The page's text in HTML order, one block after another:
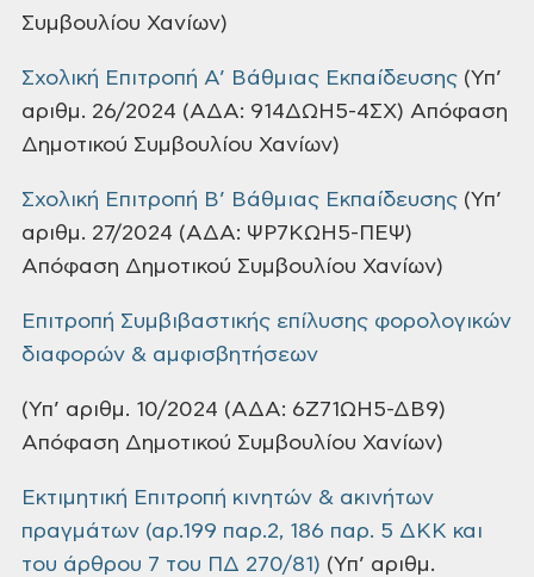
Συμβουλίου Χανίων)
Σχολική Επιτροπή Α’ Βάθμιας Εκπαίδευσης (Υπ’
αριθμ. 26/2024 (ΑΔΑ: 914ΔΩΗ5-4ΣΧ) Απόφαση
Δημοτικού Συμβουλίου Χανίων)
Σχολική Επιτροπή Β’ Βάθμιας Εκπαίδευσης (Υπ’
αριθμ. 27/2024 (ΑΔΑ: ΨΡ7ΚΩΗ5-ΠΕΨ)
Απόφαση Δημοτικού Συμβουλίου Χανίων)
Επιτροπή Συμβιβαστικής επίλυσης φορολογικών
διαφορών & αμφισβητήσεων
(Υπ’ αριθμ. 10/2024 (ΑΔΑ: 6Ζ71ΩΗ5-ΔΒ9)
Απόφαση Δημοτικού Συμβουλίου Χανίων)
Εκτιμητική Επιτροπή κινητών & ακινήτων
πραγμάτων (αρ.199 παρ.2, 186 παρ. 5 ΔΚΚ και
του άρθρου 7 του ΠΔ 270/81) (Υπ’ αριθμ.